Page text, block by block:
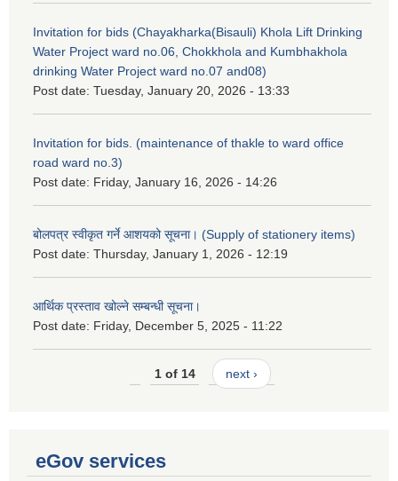
Invitation for bids (Chayakharka(Bisauli) Khola Lift Drinking
Water Project ward no.06, Chokkhola and Kumbhakhola
drinking Water Project ward no.07 and08)
Post date: Tuesday, January 20, 2026 - 13:33
Invitation for bids. (maintenance of thakle to ward office
road ward no.3)
Post date: Friday, January 16, 2026 - 14:26
बोलपत्र स्वीकृत गर्ने आशयको सूचना। (Supply of stationery items)
Post date: Thursday, January 1, 2026 - 12:19
आर्थिक प्रस्ताव खोल्ने सम्बन्धी सूचना।
Post date: Friday, December 5, 2025 - 11:22
1 of 14 next ›
eGov services